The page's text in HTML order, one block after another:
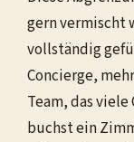
gern vermischt
vollständig
Concierge,
Team, das
buchst ein